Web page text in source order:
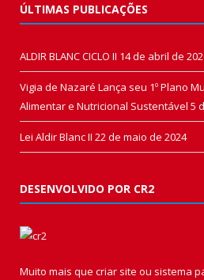
ÚLTIMAS PUBLICAÇÕES
ALDIR BLANC CICLO II 14 de abril de
Vigia de Nazaré Lança seu 1º Plano
Alimentar e Nutricional Sustentável 5
Lei Aldir Blanc II 22 de maio de 2024
DESENVOLVIDO POR CR2
Muito mais que criar site ou sistema